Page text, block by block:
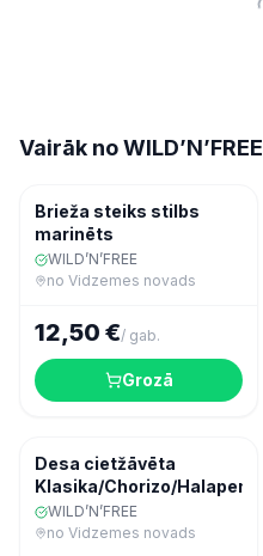
Vairāk noWILD’N’FREE
Brieža steiks stilbs
marinēts
WILD’N’FREE
no Vidzemes novads
12,50 €/ gab.
Grozā
Desa cietžāvēta
Klasika/Chorizo/Halapenjo
WILD’N’FREE
no Vidzemes novads